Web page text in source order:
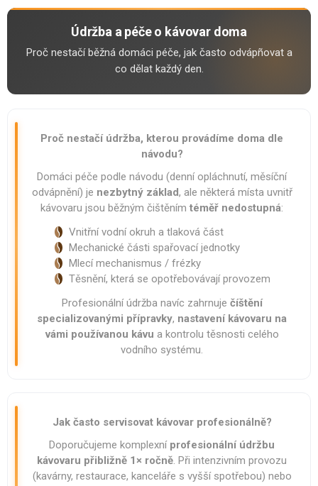
Údržba a péče o kávovar doma
Proč nestačí běžná domáci péče, jak často odvápñovat a
co dělat každý den.
Proč nestačí údržba, kterou provádíme doma dle
návodu?
Domáci péče podle návodu (denní opláchnutí, měsíční
odvápnění) je nezbytný základ, ale některá místa uvnitř
kávovaru jsou běžným čištěním téměř nedostupná:
Vnitřní vodní okruh a tlaková část
Mechanické části spařovací jednotky
Mlecí mechanismus / frézky
Těsnění, která se opotřebovávají provozem
Profesionální údržba navíc zahrnuje číštění
specializovanými přípravky, nastavení kávovaru na
vámi používanou kávu a kontrolu těsnosti celého
vodního systému.
Jak často servisovat kávovar profesionálně?
Doporučujeme komplexní profesionální údržbu
kávovaru přibližně 1× ročně. Při intenzivním provozu
(kavárny, restaurace, kanceláře s vyšší spotřebou) nebo